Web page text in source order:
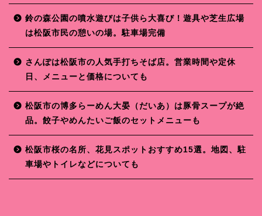
鈴の森公園の噴水遊びは子供ら大喜び！遊具や芝生広場
は松阪市民の憩いの場。駐車場完備
さんぽは松阪市の人気手打ちそば店。営業時間や定休
日、メニューと価格についても
松阪市の博多らーめん大晏（だいあ）は豚骨スープが絶
品。餃子やめんたいご飯のセットメニューも
松阪市桜の名所、花見スポットおすすめ15選。地図、駐
車場やトイレなどについても